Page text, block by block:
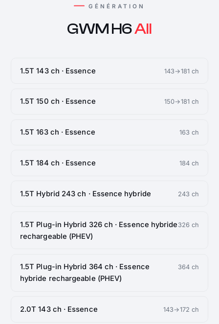
GÉNÉRATION
GWM H6All
1.5T 143 ch · Essence 143→181 ch
1.5T 150 ch · Essence 150→181 ch
1.5T 163 ch · Essence 163 ch
1.5T 184 ch · Essence 184 ch
1.5T Hybrid 243 ch · Essence hybride 243 ch
1.5T Plug-in Hybrid 326 ch · Essence hybride
rechargeable (PHEV)
326 ch
1.5T Plug-in Hybrid 364 ch · Essence
hybride rechargeable (PHEV)
364 ch
2.0T 143 ch · Essence 143→172 ch